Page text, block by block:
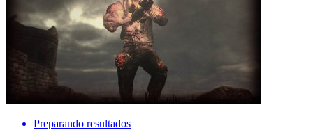
Preparando resultados